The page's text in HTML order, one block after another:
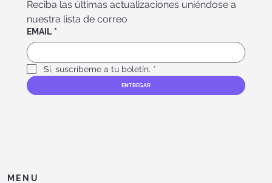
Reciba las últimas actualizaciones uniéndose a
nuestra lista de correo
EMAIL *
Sí, suscríbeme a tu boletín. *
ENTREGAR
MENU